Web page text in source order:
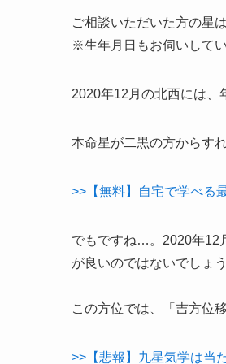
ご相談いただいた方の星
※生年月日もお伺いして
2020年12月の北西には、
本命星が二黒の方からす
>>【無料】自宅で学べる
でもですね…。2020年12
が良いのではないでしょ
この方位では、「吉方位
>>【悲報】九星気学は当